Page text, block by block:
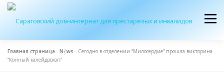
Перейти
содержимому
Меню
ОБ УЧРЕЖДЕНИИ
Главная страница - News - Сегодня в отделении “Милосердие” прошла викторина
“Конный калейдоскоп”